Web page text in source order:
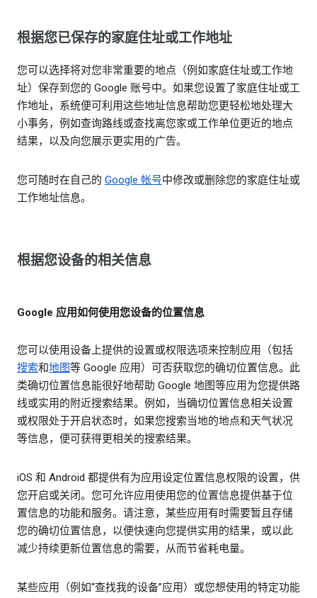
根据您已保存的家庭住址或工作地址
您可以选择将对您非常重要的地点（例如家庭住址或工作地
址）保存到您的 Google 账号中。如果您设置了家庭住址或工
作地址，系统便可利用这些地址信息帮助您更轻松地处理大
小事务，例如查询路线或查找离您家或工作单位更近的地点
结果，以及向您展示更实用的广告。
您可随时在自己的 Google 帐号中修改或删除您的家庭住址或
工作地址信息。
根据您设备的相关信息
Google 应用如何使用您设备的位置信息
您可以使用设备上提供的设置或权限选项来控制应用（包括
搜索和地图等 Google 应用）可否获取您的确切位置信息。此
类确切位置信息能很好地帮助 Google 地图等应用为您提供路
线或实用的附近搜索结果。例如，当确切位置信息相关设置
或权限处于开启状态时，如果您搜索当地的地点和天气状况
等信息，便可获得更相关的搜索结果。
iOS 和 Android 都提供有为应用设定位置信息权限的设置，供
您开启或关闭。您可允许应用使用您的位置信息提供基于位
置信息的功能和服务。请注意，某些应用有时需要暂且存储
您的确切位置信息，以便快速向您提供实用的结果，或以此
减少持续更新位置信息的需要，从而节省耗电量。
某些应用（例如“查找我的设备”应用）或您想使用的特定功能